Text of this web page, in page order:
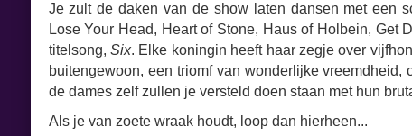
Je zult de daken van de show laten dansen met een
Lose Your Head, Heart of Stone, Haus of Holbein, Get
titelsong, Six. Elke koningin heeft haar zegje over
buitengewoon, een triomf van wonderlijke
de dames zelf zullen je versteld doen staan met hun
Als je van zoete wraak houdt, loop dan hierheen...